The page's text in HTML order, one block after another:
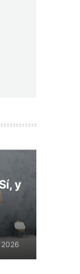
y
2026